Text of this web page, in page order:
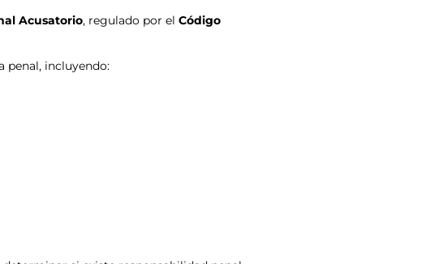
Acusatorio, regulado por el Código
penal, incluyendo: